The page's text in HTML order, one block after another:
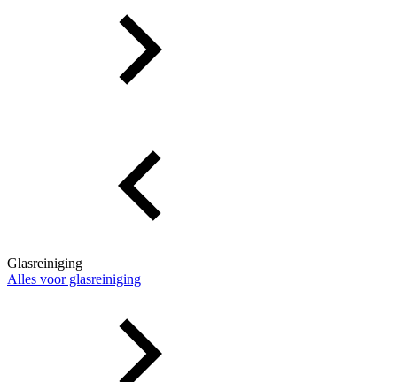
Glasreiniging
Alles voor glasreiniging